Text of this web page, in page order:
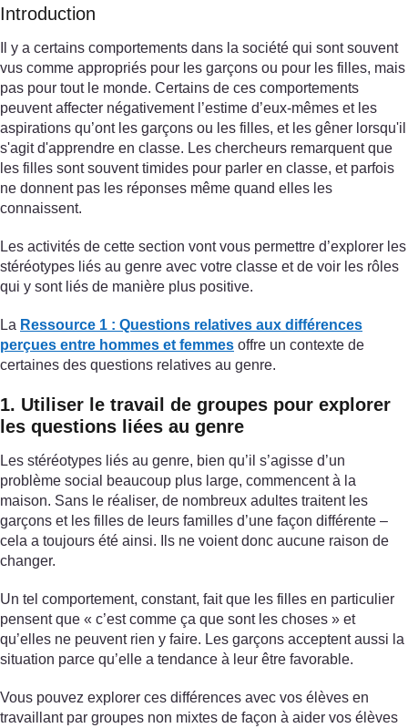
Introduction
Il y a certains comportements dans la société qui sont souvent
vus comme appropriés pour les garçons ou pour les filles, mais
pas pour tout le monde. Certains de ces comportements
peuvent affecter négativement l’estime d’eux-mêmes et les
aspirations qu’ont les garçons ou les filles, et les gêner lorsqu'il
s'agit d'apprendre en classe. Les chercheurs remarquent que
les filles sont souvent timides pour parler en classe, et parfois
ne donnent pas les réponses même quand elles les
connaissent.
Les activités de cette section vont vous permettre d’explorer les
stéréotypes liés au genre avec votre classe et de voir les rôles
qui y sont liés de manière plus positive.
La Ressource 1 : Questions relatives aux différences
perçues entre hommes et femmes offre un contexte de
certaines des questions relatives au genre.
1. Utiliser le travail de groupes pour explorer
les questions liées au genre
Les stéréotypes liés au genre, bien qu’il s’agisse d’un
problème social beaucoup plus large, commencent à la
maison. Sans le réaliser, de nombreux adultes traitent les
garçons et les filles de leurs familles d’une façon différente –
cela a toujours été ainsi. Ils ne voient donc aucune raison de
changer.
Un tel comportement, constant, fait que les filles en particulier
pensent que « c’est comme ça que sont les choses » et
qu’elles ne peuvent rien y faire. Les garçons acceptent aussi la
situation parce qu’elle a tendance à leur être favorable.
Vous pouvez explorer ces différences avec vos élèves en
travaillant par groupes non mixtes de façon à aider vos élèves